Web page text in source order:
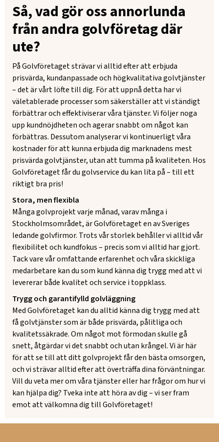
Så, vad gör oss annorlunda
från andra golvföretag där
ute?
På Golvföretaget strävar vi alltid efter att erbjuda
prisvärda, kundanpassade och högkvalitativa golvtjänster
– det är vårt löfte till dig. För att uppnå detta har vi
väletablerade processer som säkerställer att vi ständigt
förbättrar och effektiviserar våra tjänster. Vi följer noga
upp kundnöjdheten och agerar snabbt om något kan
förbättras. Dessutom analyserar vi kontinuerligt våra
kostnader för att kunna erbjuda dig marknadens mest
prisvärda golvtjänster, utan att tumma på kvaliteten. Hos
Golvföretaget får du golvservice du kan lita på – till ett
riktigt bra pris!
Stora, men flexibla
Många golvprojekt varje månad, varav många i
Stockholmsområdet, är Golvföretaget en av Sveriges
ledande golvfirmor. Trots vår storlek behåller vi alltid vår
flexibilitet och kundfokus – precis som vi alltid har gjort.
Tack vare vår omfattande erfarenhet och våra skickliga
medarbetare kan du som kund känna dig trygg med att vi
levererar både kvalitet och service i toppklass.
Trygg och garantifylld golvläggning
Med Golvföretaget kan du alltid känna dig trygg med att
få golvtjänster som är både prisvärda, pålitliga och
kvalitetssäkrade. Om något mot förmodan skulle gå
snett, åtgärdar vi det snabbt och utan krångel. Vi är här
för att se till att ditt golvprojekt får den bästa omsorgen,
och vi strävar alltid efter att överträffa dina förväntningar.
Vill du veta mer om våra tjänster eller har frågor om hur vi
kan hjälpa dig? Tveka inte att höra av dig – vi ser fram
emot att välkomna dig till Golvföretaget!